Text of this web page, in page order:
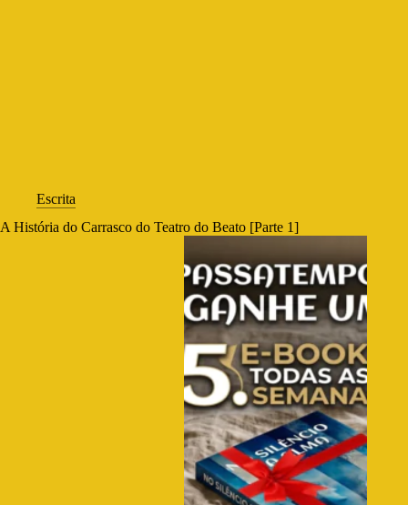
Escrita
A História do Carrasco do Teatro do Beato [Parte 1]